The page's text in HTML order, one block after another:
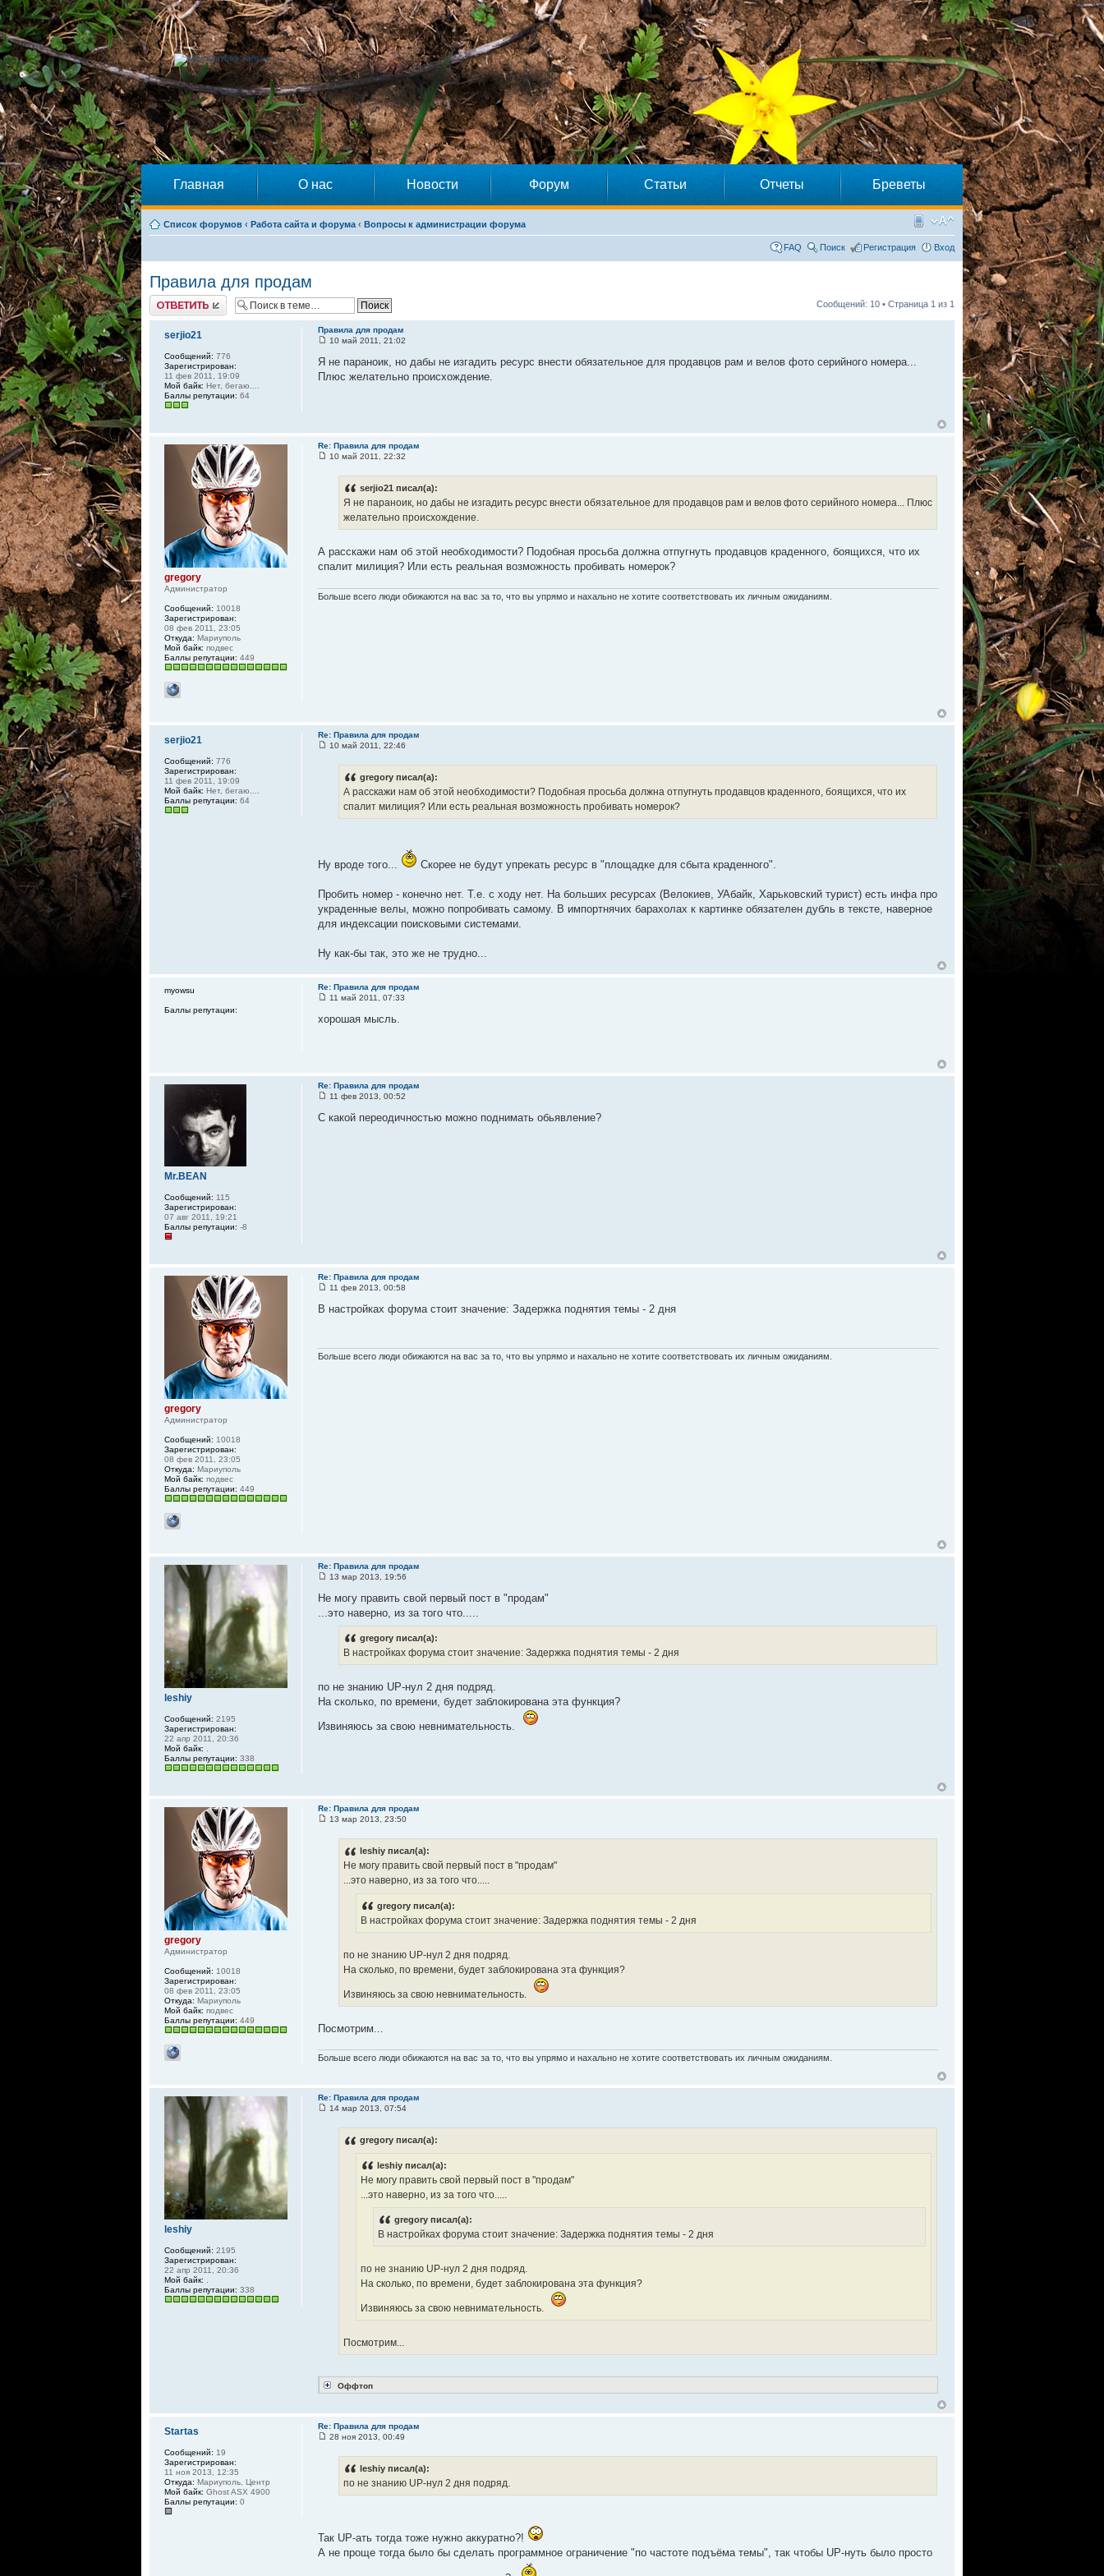
Главная О нас Новости Форум Статьи Отчеты Бреветы
Список форумов ‹ Работа сайта и форума ‹ Вопросы к администрации форума
FAQ Поиск Регистрация Вход
Правила для продам
Ответить Сообщений: 10 • Страница 1 из 1
Правила для продам
10 май 2011, 21:02
Я не параноик, но дабы не изгадить ресурс внести обязательное для продавцов рам и велов фото серийного номера...
Плюс желательно происхождение.
serjio21
Сообщений: 776
Зарегистрирован:
11 фев 2011, 19:09
Мой байк: Нет, бегаю....
Баллы репутации: 64
Re: Правила для продам
10 май 2011, 22:32
serjio21 писал(а):
Я не параноик, но дабы не изгадить ресурс внести обязательное для продавцов рам и велов фото серийного номера... Плюс
желательно происхождение.
А расскажи нам об этой необходимости? Подобная просьба должна отпугнуть продавцов краденного, боящихся, что их
спалит милиция? Или есть реальная возможность пробивать номерок?
Больше всего люди обижаются на вас за то, что вы упрямо и нахально не хотите соответствовать их личным ожиданиям.
gregory
Администратор
Сообщений: 10018
Зарегистрирован:
08 фев 2011, 23:05
Откуда: Мариуполь
Мой байк: подвес
Баллы репутации: 449
Re: Правила для продам
10 май 2011, 22:46
gregory писал(а):
А расскажи нам об этой необходимости? Подобная просьба должна отпугнуть продавцов краденного, боящихся, что их
спалит милиция? Или есть реальная возможность пробивать номерок?
Ну вроде того... Скорее не будут упрекать ресурс в "площадке для сбыта краденного".
Пробить номер - конечно нет. Т.е. с ходу нет. На больших ресурсах (Велокиев, УАбайк, Харьковский турист) есть инфа про
украденные велы, можно попробивать самому. В импортнячих барахолах к картинке обязателен дубль в тексте, наверное
для индексации поисковыми системами.
Ну как-бы так, это же не трудно...
serjio21
Сообщений: 776
Зарегистрирован:
11 фев 2011, 19:09
Мой байк: Нет, бегаю....
Баллы репутации: 64
Re: Правила для продам
11 май 2011, 07:33
хорошая мысль.
myowsu
Баллы репутации:
Re: Правила для продам
11 фев 2013, 00:52
С какой переодичностью можно поднимать обьявление?
Mr.BEAN
Сообщений: 115
Зарегистрирован:
07 авг 2011, 19:21
Баллы репутации: -8
Re: Правила для продам
11 фев 2013, 00:58
В настройках форума стоит значение: Задержка поднятия темы - 2 дня
Больше всего люди обижаются на вас за то, что вы упрямо и нахально не хотите соответствовать их личным ожиданиям.
gregory
Администратор
Сообщений: 10018
Зарегистрирован:
08 фев 2011, 23:05
Откуда: Мариуполь
Мой байк: подвес
Баллы репутации: 449
Re: Правила для продам
13 мар 2013, 19:56
Не могу править свой первый пост в "продам"
...это наверно, из за того что.....
gregory писал(а):
В настройках форума стоит значение: Задержка поднятия темы - 2 дня
по не знанию UP-нул 2 дня подряд.
На сколько, по времени, будет заблокирована эта функция?
Извиняюсь за свою невнимательность.
leshiy
Сообщений: 2195
Зарегистрирован:
22 апр 2011, 20:36
Мой байк:
Баллы репутации: 338
Re: Правила для продам
13 мар 2013, 23:50
leshiy писал(а):
Не могу править свой первый пост в "продам"
...это наверно, из за того что.....
gregory писал(а):
В настройках форума стоит значение: Задержка поднятия темы - 2 дня
по не знанию UP-нул 2 дня подряд.
На сколько, по времени, будет заблокирована эта функция?
Извиняюсь за свою невнимательность.
Посмотрим...
Больше всего люди обижаются на вас за то, что вы упрямо и нахально не хотите соответствовать их личным ожиданиям.
gregory
Администратор
Сообщений: 10018
Зарегистрирован:
08 фев 2011, 23:05
Откуда: Мариуполь
Мой байк: подвес
Баллы репутации: 449
Re: Правила для продам
14 мар 2013, 07:54
gregory писал(а):
leshiy писал(а):
Не могу править свой первый пост в "продам"
...это наверно, из за того что.....
gregory писал(а):
В настройках форума стоит значение: Задержка поднятия темы - 2 дня
по не знанию UP-нул 2 дня подряд.
На сколько, по времени, будет заблокирована эта функция?
Извиняюсь за свою невнимательность.
Посмотрим...
Оффтоп
leshiy
Сообщений: 2195
Зарегистрирован:
22 апр 2011, 20:36
Мой байк:
Баллы репутации: 338
Re: Правила для продам
28 ноя 2013, 00:49
leshiy писал(а):
по не знанию UP-нул 2 дня подряд.
Так UP-ать тогда тоже нужно аккуратно?!
А не проще тогда было бы сделать программное ограничение "по частоте подъёма темы", так чтобы UP-нуть было просто
Startas
Сообщений: 19
Зарегистрирован:
11 ноя 2013, 12:35
Откуда: Мариуполь, Центр
Мой байк: Ghost ASX 4900
Баллы репутации: 0